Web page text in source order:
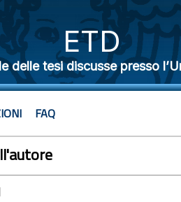
ETD
delle tesi discusse presso
FAQ